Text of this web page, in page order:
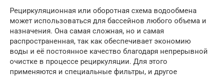
Рециркуляционная или оборотная схема водообмена
может использоваться для бассейнов любого объема и
назначения. Она самая сложная, но и самая
распространенная, так как обеспечивает экономию
воды и её постоянное качество благодаря непрерывной
очистке в процессе рециркуляции. Для этого
применяются и специальные фильтры, и другое